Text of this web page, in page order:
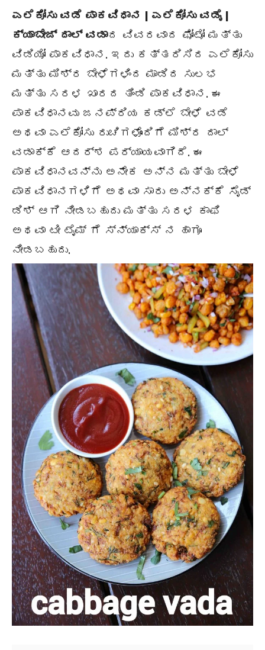
ಎಲೆಕೋಸು ವಡೆ ಪಾಕವಿಧಾನ | ಎಲೆಕೋಸು ವಡೈ |
ಕ್ಯಾಬೇಜ್ ದಾಲ್ ವಡಾದ ವಿವರವಾದ ಫೋಟೋ ಮತ್ತು
ವಿಡಿಯೋ ಪಾಕವಿಧಾನ. ಇದು ಕತ್ತರಿಸಿದ ಎಲೆಕೋಸು
ಮತ್ತು ಮಿಶ್ರ ಬೇಳೆಗಳಿಂದ ಮಾಡಿದ ಸುಲಭ
ಮತ್ತು ಸರಳ ಖಾರದ ತಿಂಡಿ ಪಾಕವಿಧಾನ. ಈ
ಪಾಕವಿಧಾನವು ಜನಪ್ರಿಯ ಕಡ್ಲೆ ಬೇಳೆ ವಡೆ
ಅಥವಾ ಎಲೆಕೋಸು ರುಚಿಗಳೊಂದಿಗೆ ಮಿಶ್ರ ದಾಲ್
ವಡಾಕ್ಕೆ ಆದರ್ಶ ಪರ್ಯಾಯವಾಗಿದೆ. ಈ
ಪಾಕವಿಧಾನವನ್ನು ಅನೇಕ ಅನ್ನ ಮತ್ತು ಬೇಳೆ
ಪಾಕವಿಧಾನಗಳಿಗೆ ಅಥವಾ ಸಾರು ಅನ್ನಕ್ಕೆ ಸೈಡ್
ಡಿಶ್ ಆಗಿ ನೀಡಬಹುದು ಮತ್ತು ಸರಳ ಕಾಫಿ
ಅಥವಾ ಟೀ ಟೈಮ್ ಗೆ ಸ್ನ್ಯಾಕ್ಸ್ ನ ಹಾಗೂ
ನೀಡಬಹುದು.